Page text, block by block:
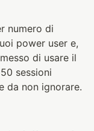
numero di
power user e,
di usare il
sessioni
da non ignorare.